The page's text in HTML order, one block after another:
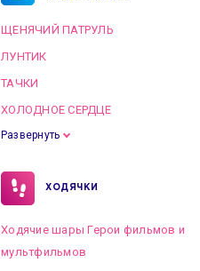
ЩЕНЯЧИЙ ПАТРУЛЬ
ЛУНТИК
ТАЧКИ
ХОЛОДНОЕ СЕРДЦЕ
Развернуть
ХОДЯЧКИ
Ходячие шары Герои фильмов и
мультфильмов